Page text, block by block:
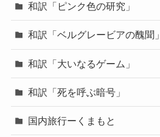
和訳「ピンク色の研究」
和訳「ベルグレービアの醜聞」
和訳「大いなるゲーム」
和訳「死を呼ぶ暗号」
国内旅行ーくまもと